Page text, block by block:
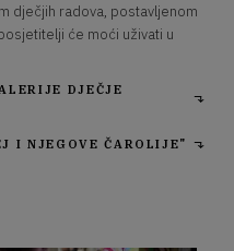
dječjih radova, postavljenom
će moći uživati u
DJEČJE
I NJEGOVE ČAROLIJE"